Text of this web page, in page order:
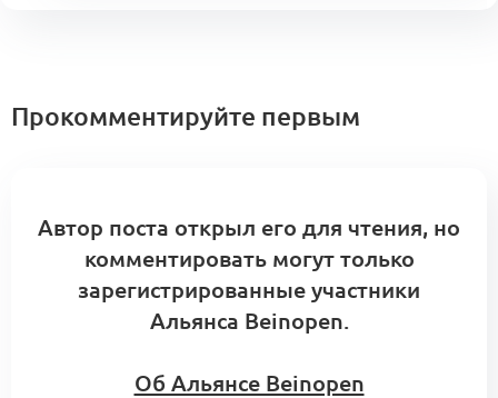
Прокомментируйте первым
Автор поста открыл его для чтения, но
комментировать могут только
зарегистрированные участники
Альянса Beinopen.
Об Альянсе Beinopen